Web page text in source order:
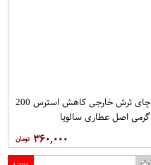
چای ترش خارجی کاهش استرس 200
گرمی اصل عطاری سالویا
۳۶۰,۰۰۰